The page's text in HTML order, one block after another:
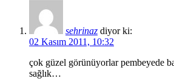
sehrinaz diyor ki:
02 Kasım 2011, 10:32
çok güzel görünüyorlar pembeyede
sağlık…